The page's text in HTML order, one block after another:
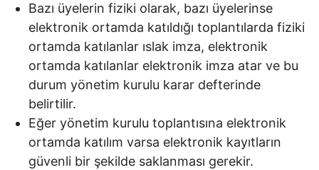
Bazı üyelerin fiziki olarak, bazı üyelerinse
elektronik ortamda katıldığı toplantılarda fiziki
ortamda katılanlar ıslak imza, elektronik
ortamda katılanlar elektronik imza atar ve bu
durum yönetim kurulu karar defterinde
belirtilir.
Eğer yönetim kurulu toplantısına elektronik
ortamda katılım varsa elektronik kayıtların
güvenli bir şekilde saklanması gerekir.